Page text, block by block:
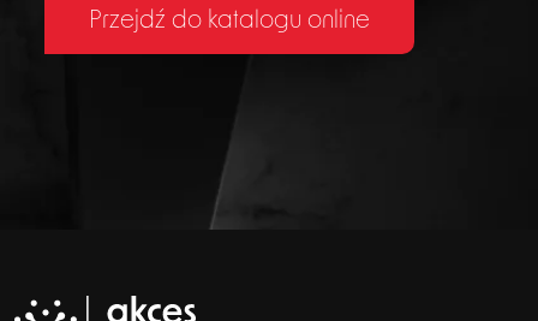
Przejdź do katalogu online